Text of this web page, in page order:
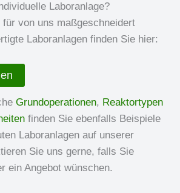
Laboranlage?
von uns maßgeschneidert
Laboranlagen finden Sie hier:
Grundoperationen, Reaktortypen
finden Sie ebenfalls Beispiele
Laboranlagen auf unserer
Sie uns gerne, falls Sie
ein Angebot wünschen.